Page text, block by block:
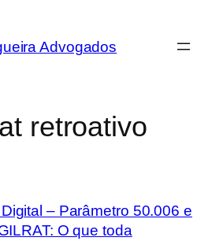
Advogados
retroativo